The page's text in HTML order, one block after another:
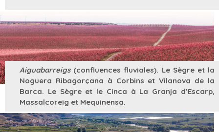
Aiguabarreigs(confluences fluviales). Le Sègre et la
Noguera Ribagorçana à Corbins et Vilanova de la
Barca. Le Sègre et le Cinca à La Granja d’Escarp,
Massalcoreig et Mequinensa.